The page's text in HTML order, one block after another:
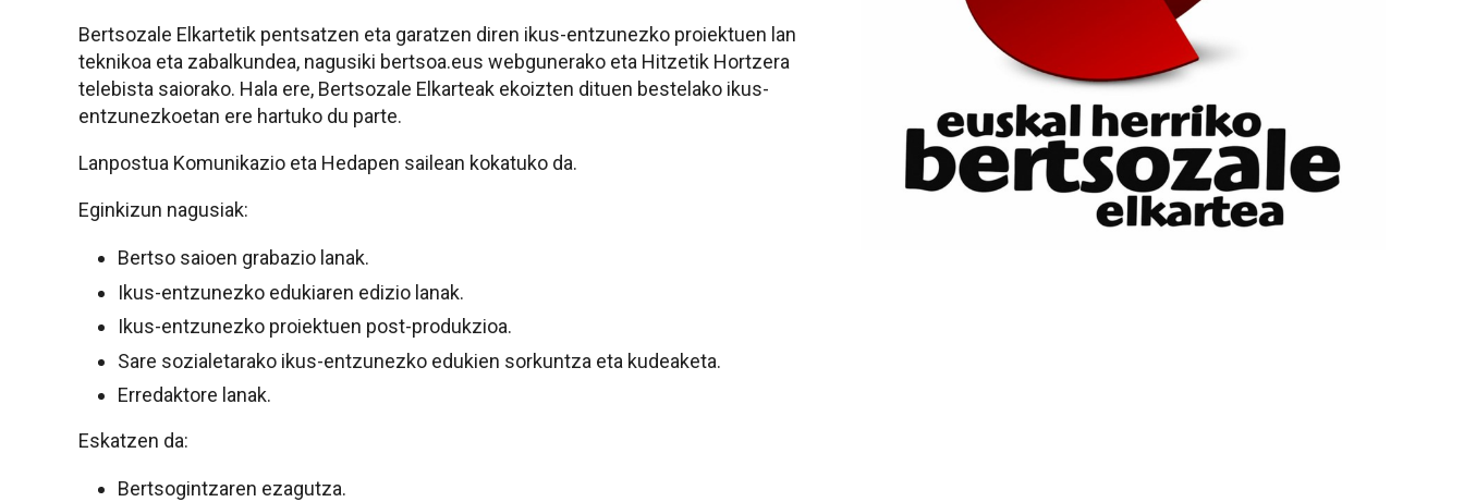
Bertsozale Elkartetik pentsatzen eta garatzen diren ikus-entzunezko proiektuen lan
teknikoa eta zabalkundea, nagusiki bertsoa.eus webgunerako eta Hitzetik Hortzera
telebista saiorako. Hala ere, Bertsozale Elkarteak ekoizten dituen bestelako ikus-
entzunezkoetan ere hartuko du parte.
Lanpostua Komunikazio eta Hedapen sailean kokatuko da.
Eginkizun nagusiak:
Bertso saioen grabazio lanak.
Ikus-entzunezko edukiaren edizio lanak.
Ikus-entzunezko proiektuen post-produkzioa.
Sare sozialetarako ikus-entzunezko edukien sorkuntza eta kudeaketa.
Erredaktore lanak.
Eskatzen da:
Bertsogintzaren ezagutza.